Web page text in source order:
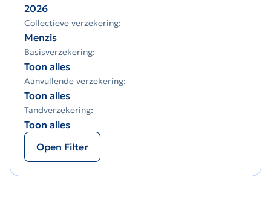
2026
Collectieve verzekering:
Menzis
Basisverzekering:
Toon alles
Aanvullende verzekering:
Toon alles
Tandverzekering:
Toon alles
Open Filter